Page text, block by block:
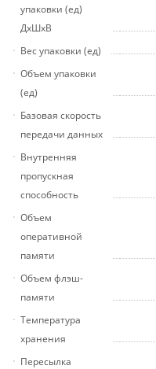
упаковки (ед)
ДхШхВ
Вес упаковки (ед)
Объем упаковки
(ед)
Базовая скорость
передачи данных
Внутренняя
пропускная
способность
Объем
оперативной
памяти
Объем флэш-
памяти
Температура
хранения
Пересылка